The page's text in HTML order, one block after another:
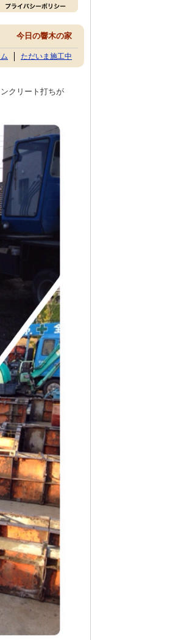
今日の響木の家
ただいま施工中
クリート打ちが